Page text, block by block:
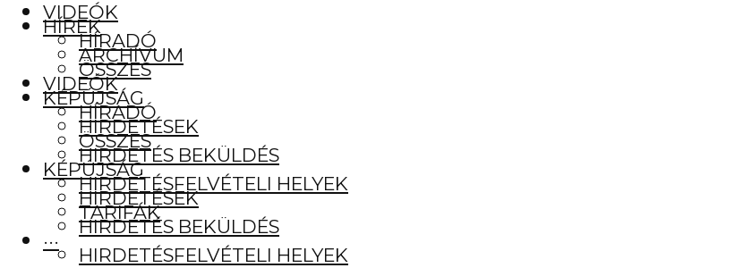
VIDEÓK
HÍRADÓ
ÖSSZES
KÉPÚJSÁG
HIRDETÉSEK
HIRDETÉS BEKÜLDÉS
HIRDETÉSFELVÉTELI HELYEK
TARIFÁK
···
HÍREK
ARCHÍVUM
VIDEÓK
HÍRADÓ
ÖSSZES
KÉPÚJSÁG
HIRDETÉSEK
HIRDETÉS BEKÜLDÉS
HIRDETÉSFELVÉTELI HELYEK